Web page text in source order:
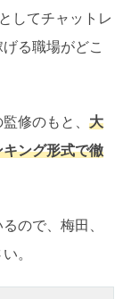
してチャットレ
る職場がどこ
修のもと、 大
ング形式で徹
ので、梅田、
。